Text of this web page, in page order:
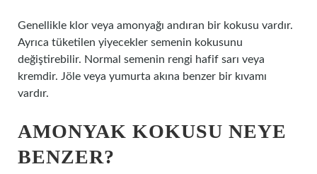
Genellikle klor veya amonyağı andıran bir kokusu vardır.
Ayrıca tüketilen yiyecekler semenin kokusunu
değiştirebilir. Normal semenin rengi hafif sarı veya
kremdir. Jöle veya yumurta akına benzer bir kıvamı
vardır.
AMONYAK KOKUSU NEYE
BENZER?